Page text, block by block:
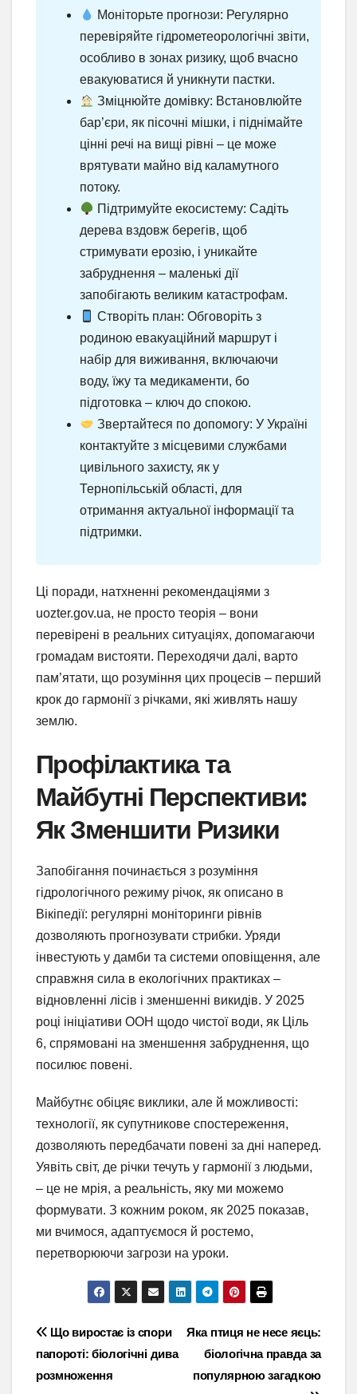
Моніторьте прогнози: Регулярно
перевіряйте гідрометеорологічні звіти,
особливо в зонах ризику, щоб вчасно
евакуюватися й уникнути пастки.
Зміцнюйте домівку: Встановлюйте
бар’єри, як пісочні мішки, і піднімайте
цінні речі на вищі рівні – це може
врятувати майно від каламутного
потоку.
Підтримуйте екосистему: Садіть
дерева вздовж берегів, щоб
стримувати ерозію, і уникайте
забруднення – маленькі дії
запобігають великим катастрофам.
Створіть план: Обговоріть з
родиною евакуаційний маршрут і
набір для виживання, включаючи
воду, їжу та медикаменти, бо
підготовка – ключ до спокою.
Звертайтеся по допомогу: У Україні
контактуйте з місцевими службами
цивільного захисту, як у
Тернопільській області, для
отримання актуальної інформації та
підтримки.
Ці поради, натхненні рекомендаціями з
uozter.gov.ua, не просто теорія – вони
перевірені в реальних ситуаціях, допомагаючи
громадам вистояти. Переходячи далі, варто
пам’ятати, що розуміння цих процесів – перший
крок до гармонії з річками, які живлять нашу
землю.
Профілактика та
Майбутні Перспективи:
Як Зменшити Ризики
Запобігання починається з розуміння
гідрологічного режиму річок, як описано в
Вікіпедії: регулярні моніторинги рівнів
дозволяють прогнозувати стрибки. Уряди
інвестують у дамби та системи оповіщення, але
справжня сила в екологічних практиках –
відновленні лісів і зменшенні викидів. У 2025
році ініціативи ООН щодо чистої води, як Ціль
6, спрямовані на зменшення забруднення, що
посилює повені.
Майбутнє обіцяє виклики, але й можливості:
технології, як супутникове спостереження,
дозволяють передбачати повені за дні наперед.
Уявіть світ, де річки течуть у гармонії з людьми,
– це не мрія, а реальність, яку ми можемо
формувати. З кожним роком, як 2025 показав,
ми вчимося, адаптуємося й ростемо,
перетворюючи загрози на уроки.
Навігація
записів
Яка птиця не несе яєць:
біологічна правда за
популярною загадкою
Що виростає із спори
папороті: біологічні дива
розмноження